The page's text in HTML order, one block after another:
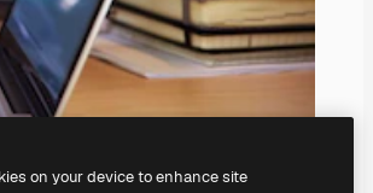
on your device to enhance site